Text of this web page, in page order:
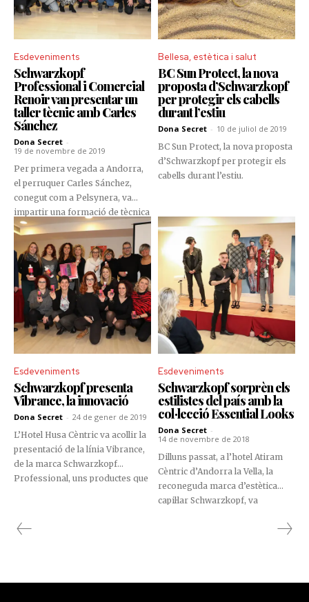
Esdeveniments
Schwarzkopf
Professional i Comercial
Renoir van presentar un
taller tècnic amb Carles
Sánchez
Dona Secret -
19 de novembre de 2019
Per primera vegada a Andorra,
el perruquer Carles Sánchez,
conegut com a Pelsynera, va
impartir una formació de tècnica
i tall, adreçada a les
professionals de perruqueria
d’Andorra, de la mà de
Schwarzkopf Professional i
Comercial Renoir.
Bellesa, estètica i salut
BC Sun Protect, la nova
proposta d’Schwarzkopf
per protegir els cabells
durant l’estiu
Dona Secret - 10 de juliol de 2019
BC Sun Protect, la nova proposta
d’Schwarzkopf per protegir els
cabells durant l’estiu.
Esdeveniments
Schwarzkopf presenta
Vibrance, la innovació
Dona Secret - 24 de gener de 2019
L’Hotel Husa Cèntric va acollir la
presentació de la línia Vibrance,
de la marca Schwarzkopf
Professional, uns productes que
Esdeveniments
Schwarzkopf sorprèn els
estilistes del país amb la
col·lecció Essential Looks
Dona Secret -
14 de novembre de 2018
Dilluns passat, a l’hotel Atiram
Cèntric d’Andorra la Vella, la
reconeguda marca d’estètica
capil·lar Schwarzkopf, va
Essential Looks tardor-hivern,